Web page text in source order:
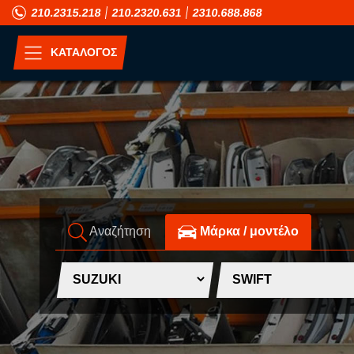
210.2315.218 210.2320.631 2310.688.868
ΚΑΤΑΛΟΓΟΣ
ΑΝΑ ΜΟΝΤΕΛΟ
A
ALFA ROMEO
ASIA MOTORS
AUDI
BMW
C
H
HONDA
HUMMER
HYUNDAI
INFINITI
ISUZU
Αναζήτηση Mάρκα / μοντέλο